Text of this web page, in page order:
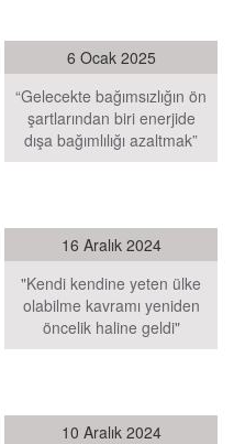
6 Ocak 2025
“Gelecekte bağımsızlığın ön
şartlarından biri enerjide
dışa bağımlılığı azaltmak”
16 Aralık 2024
"Kendi kendine yeten ülke
olabilme kavramı yeniden
öncelik haline geldi"
10 Aralık 2024